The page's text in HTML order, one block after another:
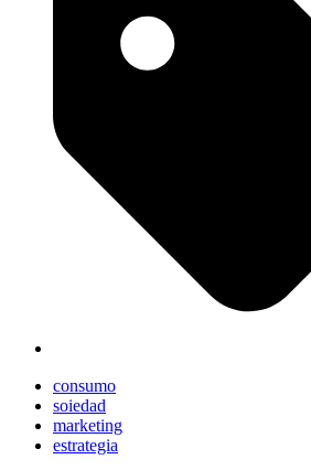
consumo
soiedad
marketing
estrategia